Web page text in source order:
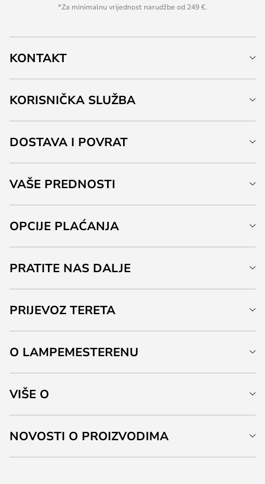
*Za minimalnu vrijednost narudžbe od 249 €.
KONTAKT
KORISNIČKA SLUŽBA
DOSTAVA I POVRAT
VAŠE PREDNOSTI
OPCIJE PLAĆANJA
PRATITE NAS DALJE
PRIJEVOZ TERETA
O LAMPEMESTERENU
VIŠE O
NOVOSTI O PROIZVODIMA